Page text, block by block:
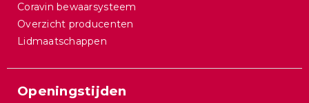
Coravin bewaarsysteem
Overzicht producenten
Lidmaatschappen
Openingstijden